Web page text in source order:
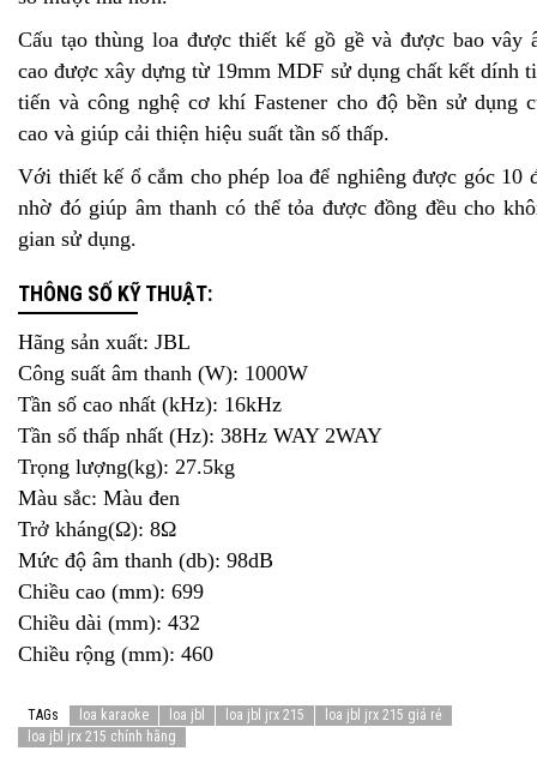
Cấu tạo thùng loa được thiết kế gồ gề và được bao vây
cao được xây dựng từ 19mm MDF sử dụng chất kết dính
tiến và công nghệ cơ khí Fastener cho độ bền sử dụng
cao và giúp cải thiện hiệu suất tần số thấp.
Với thiết kế ổ cắm cho phép loa để nghiêng được góc 10
nhờ đó giúp âm thanh có thể tỏa được đồng đều cho
gian sử dụng.
THÔNG SỐ KỸ THUẬT:
Hãng sản xuất: JBL
Công suất âm thanh (W): 1000W
Tần số cao nhất (kHz): 16kHz
Tần số thấp nhất (Hz): 38Hz WAY 2WAY
Trọng lượng(kg): 27.5kg
Màu sắc: Màu đen
Trở kháng(Ω): 8Ω
Mức độ âm thanh (db): 98dB
Chiều cao (mm): 699
Chiều dài (mm): 432
Chiều rộng (mm): 460
TAGs loa karaoke loa jbl loa jbl jrx 215
loa jbl jrx 215 giá rẻ
loa jbl jrx 215 chính hãng